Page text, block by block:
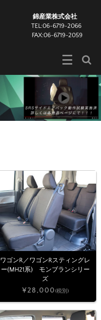
錦産業株式会社
TEL:06-6719-2066
FAX:06-6719-2059
ワゴンR／ワゴンRスティングレ
ー(MH21系) モンブランシリー
ズ
¥28,000(税別)